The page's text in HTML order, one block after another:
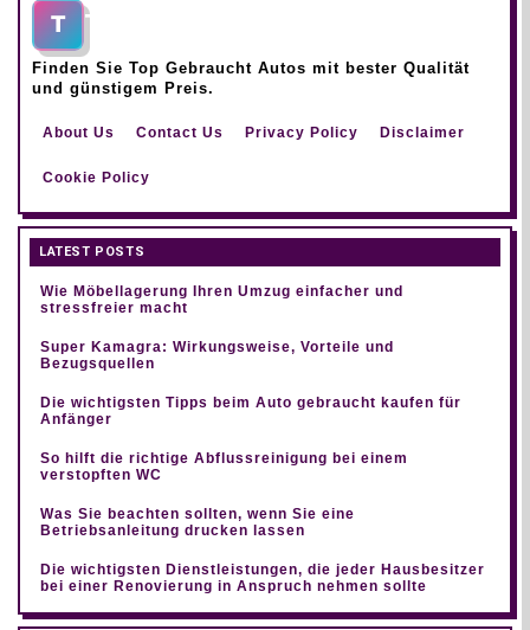
T Top Gebraucht Autos
Finden Sie Top Gebraucht Autos mit bester Qualität
und günstigem Preis.
About Us Contact Us Privacy Policy Disclaimer
Cookie Policy
LATEST POSTS
Wie Möbellagerung Ihren Umzug einfacher und
stressfreier macht
Super Kamagra: Wirkungsweise, Vorteile und
Bezugsquellen
Die wichtigsten Tipps beim Auto gebraucht kaufen für
Anfänger
So hilft die richtige Abflussreinigung bei einem
verstopften WC
Was Sie beachten sollten, wenn Sie eine
Betriebsanleitung drucken lassen
Die wichtigsten Dienstleistungen, die jeder Hausbesitzer
bei einer Renovierung in Anspruch nehmen sollte